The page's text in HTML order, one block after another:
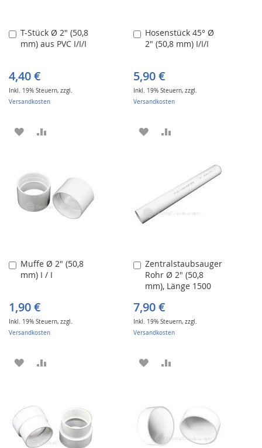
T-Stück Ø 2" (50,8
mm) aus PVC I/I/I
4,40 €
Inkl. 19% Steuern, zzgl.
Versandkosten
In
den
ZUR
HINZUFÜGEN
Hosenstück 45° Ø
2" (50,8 mm) I/I/I
5,90 €
Inkl. 19% Steuern,zzgl.
Versandkosten
In
den
ZUR
HINZUFÜGEN
HINZUFÜGEN
Muffe Ø 2" (50,8
mm) I / I
1,90 €
Inkl. 19% Steuern, zzgl.
Versandkosten
In
den
ZUR
Zentralstaubsauger
Rohr Ø 2" (50,8
mm), Länge 1500
standard
7,90 €
Inkl. 19% Steuern,zzgl.
Versandkosten
In
den
Warenkorb
ZUR